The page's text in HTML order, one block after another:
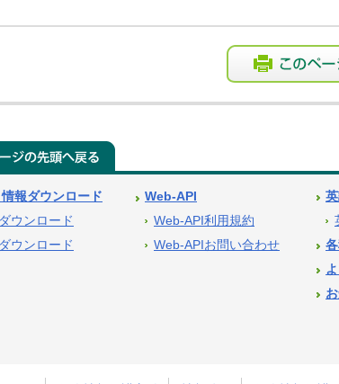
報ダウンロード
ウンロード
ウンロード
Web-API
Web-API利用規約
Web-APIお問い合わせ